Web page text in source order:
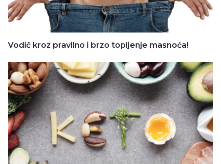
Vodič kroz pravilno i brzo topljenje masnoća!